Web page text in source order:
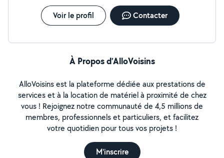
Voir le profil Contacter
À Propos d’AlloVoisins
AlloVoisins est la plateforme dédiée aux prestations de
services et à la location de matériel à proximité de chez
vous ! Rejoignez notre communauté de 4,5 millions de
membres, professionnels et particuliers, et facilitez
votre quotidien pour tous vos projets !
M'inscrire